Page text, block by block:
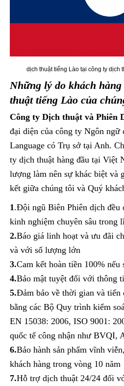
dịch thuật tiếng Lào tại công ty dịch
Những lý do khách
thuật tiếng Lào của
Công ty Dịch thuật và Phiên
đại diện của công ty Ngôn ngữ
Language có Trụ sở tại Anh.
ty dịch thuật hàng đầu tại Việt
lượng làm nên sự khác biệt và
kết giữa chúng tôi và Quý
1.Đội ngũ Biên Phiên dịch đều
kinh nghiệm chuyên sâu trong
2.Báo giá linh hoạt và ưu đãi
và với số lượng lớn
3.Cam kết hoàn tiền 100%
4.Bảo mật tuyệt đối với thông
5.Đảm bảo về thời gian và tiến
bằng các Bộ Quy trình kiểm
EN 15038: 2006, ISO 9001:
quốc tế công nhận như BVQI,
6.Bảo hành sản phẩm vĩnh
khách hàng trong vòng 10 năm
7.Hỗ trợ dịch thuật 24/24 đối